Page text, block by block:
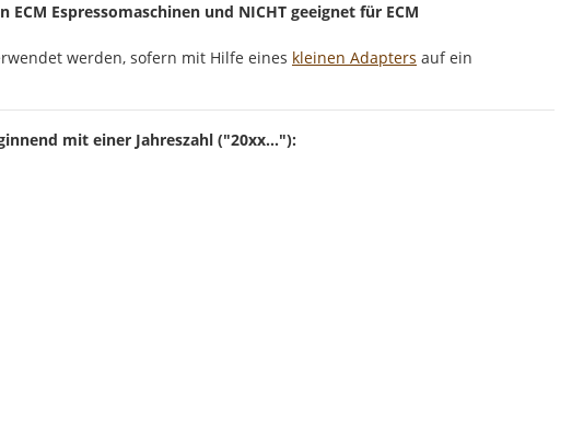
Espressomaschinen und NICHT geeignet für ECM
werden, sofern mit Hilfe eines kleinen Adapters auf ein
mit einer Jahreszahl ("20xx..."):